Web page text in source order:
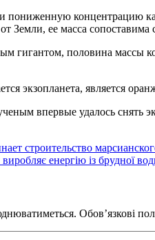
пониженную концентрацию
Земли, ее масса
гигантом, половина массы
экзопланета, является
впервые удалось снять
строительство
енергію із брудної
Обов’язкові